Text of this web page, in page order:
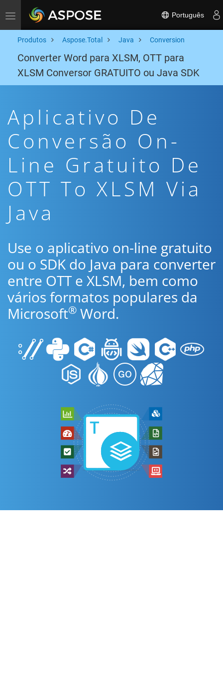
Toggle navigation Português
Produtos Aspose.Total Java Conversion
Converter Word para XLSM, OTT para
XLSM Conversor GRATUITO ou Java SDK
Aplicativo De
Conversão On-
Line Gratuito De
OTT To XLSM Via
Java
Use o aplicativo on-line gratuito
ou o SDK do Java para converter
entre OTT e XLSM, bem como
vários formatos populares da
Microsoft® Word.